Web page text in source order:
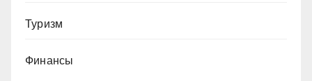
Туризм
Финансы